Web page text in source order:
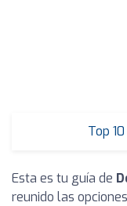
Top 10
Esta es tu guía de
reunido las